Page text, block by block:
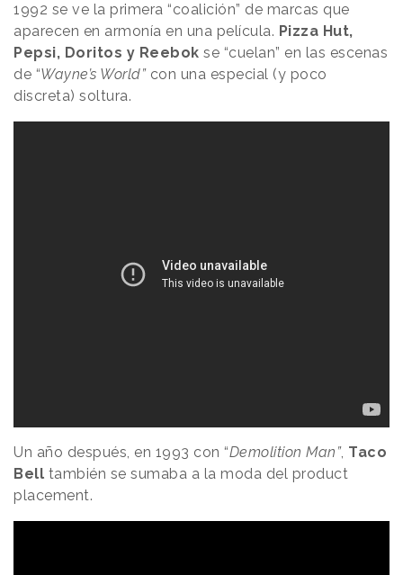
1992 se ve la primera “coalición” de marcas que
aparecen en armonía en una película. Pizza Hut,
Pepsi, Doritos y Reebok se “cuelan” en las escenas
de “Wayne’s World”con una especial (y poco
discreta) soltura.
Un año después, en 1993 con “Demolition Man”, Taco
Bell también se sumaba a la moda del product
placement.